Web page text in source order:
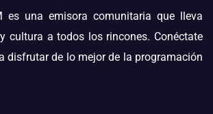
es una emisora comunitaria que lleva
cultura a todos los rincones. Conéctate
disfrutar de lo mejor de la programación